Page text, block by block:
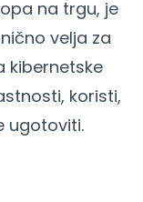
na trgu, je
velja za
kibernetske
koristi,
ugotoviti.